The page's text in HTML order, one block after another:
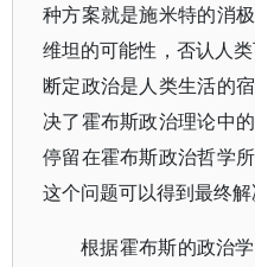
种方案就是施米特的消
维坦的可能性，否认人
断定政治是人类生活的
决了霍布斯政治理论中
停留在霍布斯政治哲学
这个问题可以得到最终解
根据霍布斯的政治